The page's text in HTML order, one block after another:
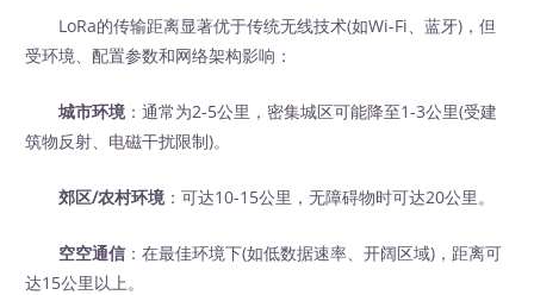
LoRa的传输距离显著优于传统无线技术(如Wi-Fi、蓝牙)，但
受环境、配置参数和网络架构影响：
城市环境 ：通常为2-5公里，密集城区可能降至1-3公里(受建
筑物反射、电磁干扰限制)。
郊区/农村环境 ：可达10-15公里，无障碍物时可达20公里。
空空通信 ：在最佳环境下(如低数据速率、开阔区域)，距离可
达15公里以上。